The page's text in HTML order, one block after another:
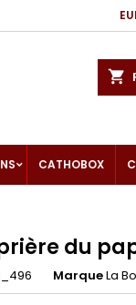
shopping_cart
CATHOBOX
du
MarqueLa